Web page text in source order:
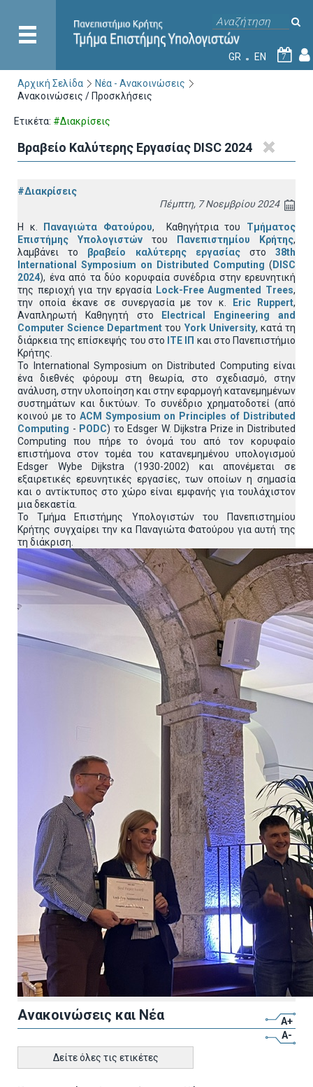
GR EN 7
Αρχική Σελίδα
Νέα - Ανακοινώσεις
Ανακοινώσεις / Προσκλήσεις
Ετικέτα: #Διακρίσεις
Βραβείο Καλύτερης Εργασίας DISC 2024
#Διακρίσεις
Πέμπτη, 7 Νοεμβρίου 2024
Η κ. Παναγιώτα Φατούρου, Καθηγήτρια του Τμήματος
Επιστήμης Υπολογιστών του Πανεπιστημίου Κρήτης,
λαμβάνει το βραβείο καλύτερης εργασίαςστο38th
International Symposium on Distributed Computing ( DISC
2024), ένα από τα δύο κορυφαία συνέδρια στην ερευνητική
της περιοχή για την εργασία Lock-Free Augmented Trees,
την οποία έκανε σε συνεργασία με τον κ.
Eric Ruppert,
Αναπληρωτή Καθηγητή στο
Electrical Engineering and
Computer Science Department του York University, κατά τη
διάρκεια της επίσκεψής του στο ΙΤΕ ΙΠ και στο Πανεπιστήμιο
Κρήτης.
Το International Symposium on Distributed Computing είναι
ένα διεθνές φόρουμ στη θεωρία, στο σχεδιασμό, στην
ανάλυση, στην υλοποίηση και στην εφαρμογή κατανεμημένων
συστημάτων και δικτύων. Το συνέδριο χρηματοδοτεί (από
κοινού με το ACM Symposium on Principles of Distributed
Computing - PODC) το Edsger W. Dijkstra Prize in Distributed
Computing που πήρε το όνομά του από τον κορυφαίο
επιστήμονα στον τομέα του κατανεμημένου υπολογισμού
Edsger Wybe Dijkstra (1930-2002) και απονέμεται σε
εξαιρετικές ερευνητικές εργασίες, των οποίων η σημασία
και ο αντίκτυπος στο χώρο είναι εμφανής για τουλάχιστον
μια δεκαετία.
Το Τμήμα Επιστήμης Υπολογιστών του Πανεπιστημίου
Κρήτης συγχαίρει την κα Παναγιώτα Φατούρου για αυτή της
τη διάκριση.
Ανακοινώσεις και Νέα
A+
A-
Δείτε όλες τις ετικέτες